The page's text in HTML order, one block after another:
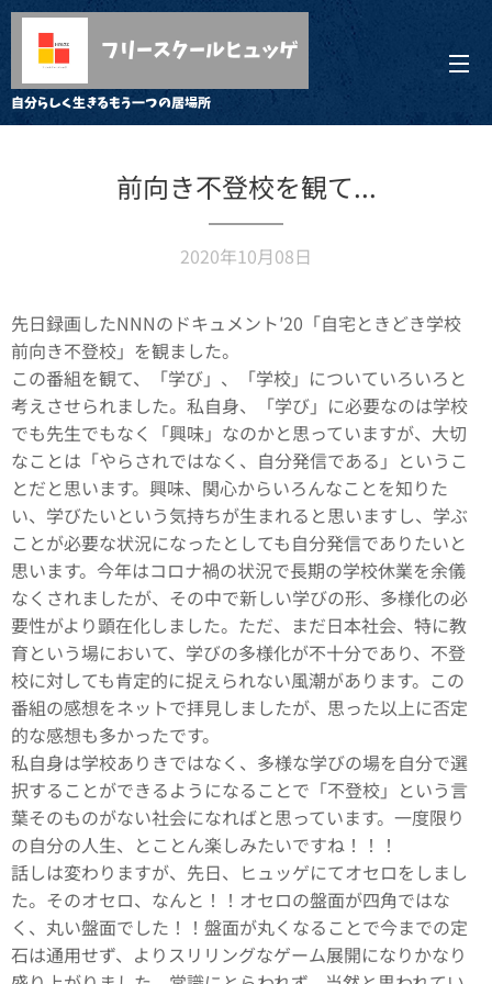
フリースクールヒュッゲ
自分らしく生きるもう一つの居場所
前向き不登校を観て...
2020年10月08日
先日録画したNNNのドキュメント′20「自宅ときどき学校
前向き不登校」を観ました。
この番組を観て、「学び」、「学校」についていろいろと
考えさせられました。私自身、「学び」に必要なのは学校
でも先生でもなく「興味」なのかと思っていますが、大切
なことは「やらされではなく、自分発信である」というこ
とだと思います。興味、関心からいろんなことを知りた
い、学びたいという気持ちが生まれると思いますし、学ぶ
ことが必要な状況になったとしても自分発信でありたいと
思います。今年はコロナ禍の状況で長期の学校休業を余儀
なくされましたが、その中で新しい学びの形、多様化の必
要性がより顕在化しました。ただ、まだ日本社会、特に教
育という場において、学びの多様化が不十分であり、不登
校に対しても肯定的に捉えられない風潮があります。この
番組の感想をネットで拝見しましたが、思った以上に否定
的な感想も多かったです。
私自身は学校ありきではなく、多様な学びの場を自分で選
択することができるようになることで「不登校」という言
葉そのものがない社会になればと思っています。一度限り
の自分の人生、とことん楽しみたいですね！！！
話しは変わりますが、先日、ヒュッゲにてオセロをしまし
た。そのオセロ、なんと！！オセロの盤面が四角ではな
く、丸い盤面でした！！盤面が丸くなることで今までの定
石は通用せず、よりスリリングなゲーム展開になりかなり